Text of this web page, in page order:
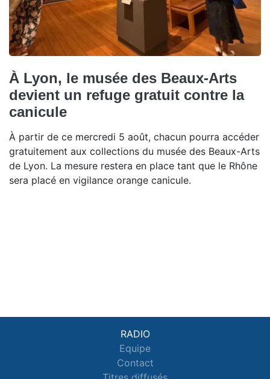
À Lyon, le musée des Beaux-Arts
devient un refuge gratuit contre la
canicule
À partir de ce mercredi 5 août, chacun pourra accéder
gratuitement aux collections du musée des Beaux-Arts
de Lyon. La mesure restera en place tant que le Rhône
sera placé en vigilance orange canicule.
RADIO
Equipe
Contact